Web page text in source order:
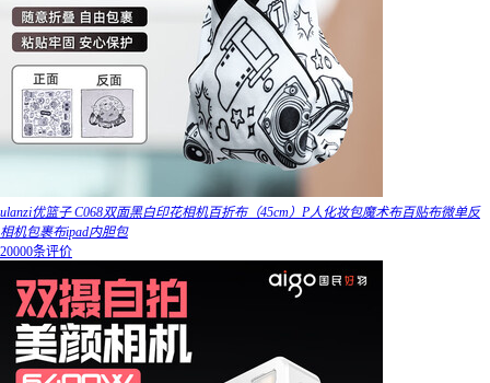
ulanzi优篮子 C068双面黑白印花相机百折布（45cm）P人化妆包魔术布百贴布微单反
相机包裹布ipad内胆包
20000条评价